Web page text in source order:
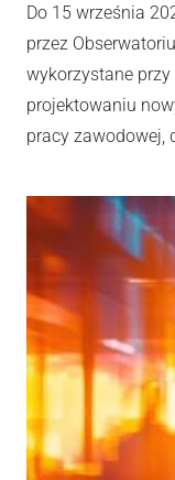
Do 15 września
przez
wykorzystane
projektowaniu
pracy zawodowej,